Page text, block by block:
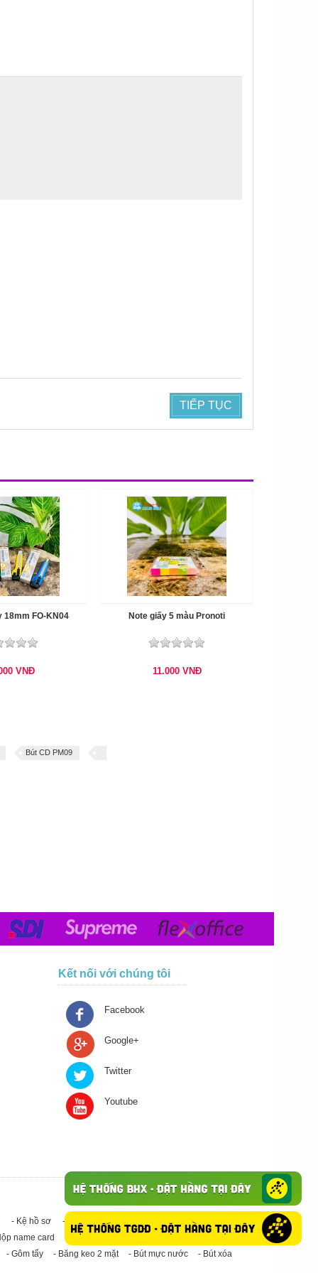
TIẾP TỤC
18mm FO-KN04
VNĐ
Note giấy 5 màu Pronoti
11.000 VNĐ
Bút CD PM09
Kết nối với chúng tôi
Facebook
Google+
Twitter
Youtube
- Kệ hồ sơ - Giấy in A4
- Băng keo trong - Băng keo đục
name card - Giấy in A3 - Giấy vệ sinh
- Keo Silicone
- Gôm tẩy - Băng keo 2 mặt - Bút mực nước - Bút xóa